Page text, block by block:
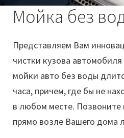
Мойка без
Представляем Вам
чистки кузова
мойки авто без воды
часа, причем, где бы не
в любом месте.
прямо возле Вашего дома